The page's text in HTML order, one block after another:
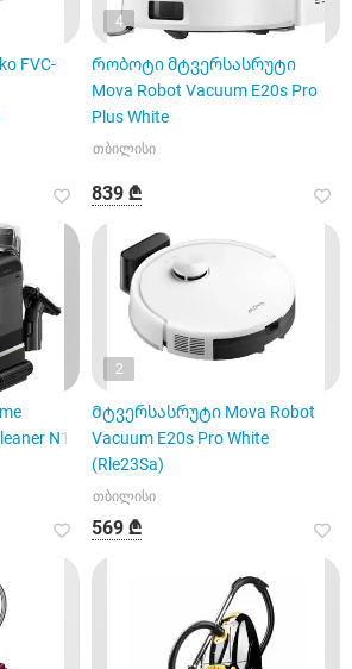
FVC-
4
Რობოტი მტვერსასრუტი
Mova Robot Vacuum E20s Pro
Plus White
თბილისი
839 ₾
N10
2
Მტვერსასრუტი Mova Robot
Vacuum E20s Pro White
(Rle23Sa)
თბილისი
569 ₾